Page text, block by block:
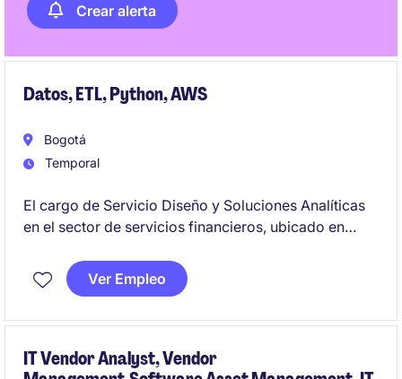
Crear alerta
Datos, ETL, Python, AWS
Bogotá
Temporal
El cargo de Servicio Diseño y Soluciones Analíticas
en el sector de servicios financieros, ubicado en
soluciones tecnológicas y analíticas para optimizar
procesos y apoyar la toma de decisiones
Ver Empleo
IT Vendor Analyst, Vendor